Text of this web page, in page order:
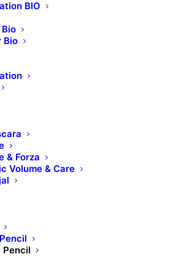
BIO
Bio
& Forza
Volume & Care
Pencil